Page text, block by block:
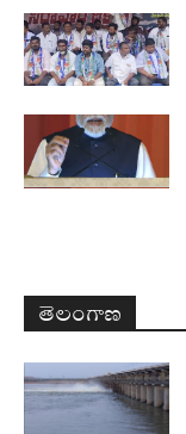
తెలంగాణ